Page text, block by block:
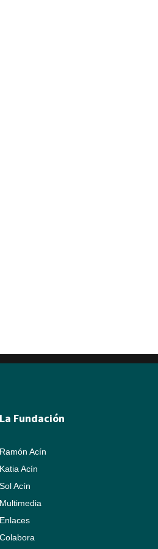
La Fundación
Ramón Acín
Katia Acín
Sol Acín
Multimedia
Enlaces
Colabora